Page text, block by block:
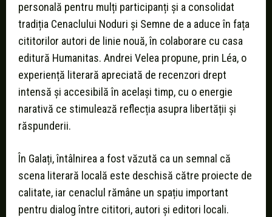
personală pentru mulți participanți și a consolidat
tradiția Cenaclului Noduri și Semne de a aduce în fața
cititorilor autori de linie nouă, în colaborare cu casa
editură Humanitas. Andrei Velea propune, prin Léa, o
experiență literară apreciată de recenzori drept
intensă și accesibilă în același timp, cu o energie
narativă ce stimulează reflecția asupra libertății și
răspunderii.
În Galați, întâlnirea a fost văzută ca un semnal că
scena literară locală este deschisă către proiecte de
calitate, iar cenaclul rămâne un spațiu important
pentru dialog între cititori, autori și editori locali.